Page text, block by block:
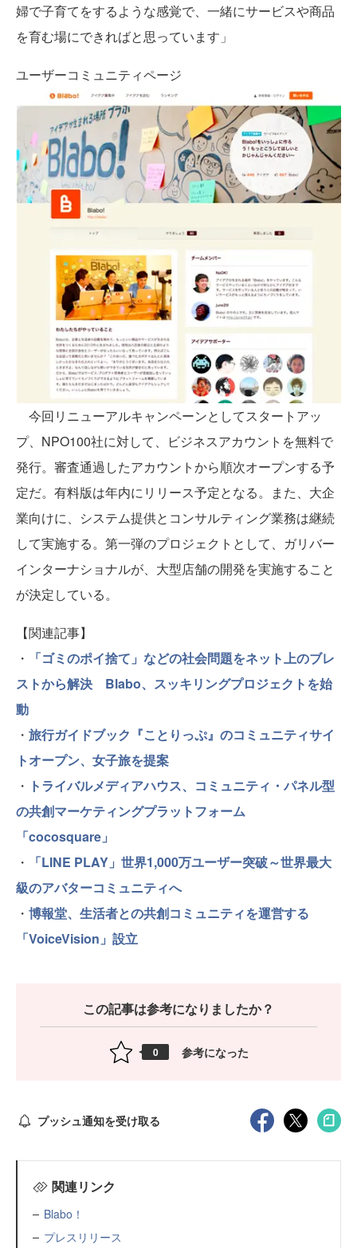
婦で子育てをするような感覚で、一緒にサービスや商品
を育む場にできればと思っています」
ユーザーコミュニティページ
今回リニューアルキャンペーンとしてスタートアッ
プ、NPO100社に対して、ビジネスアカウントを無料で
発行。審査通過したアカウントから順次オープンする予
定だ。有料版は年内にリリース予定となる。また、大企
業向けに、システム提供とコンサルティング業務は継続
して実施する。第一弾のプロジェクトとして、ガリバー
インターナショナルが、大型店舗の開発を実施すること
が決定している。
【関連記事】
・
「ゴミのポイ捨て」などの社会問題をネット上のブレ
ストから解決 Blabo、スッキリングプロジェクトを始
動
・ 旅行ガイドブック『ことりっぷ』のコミュニティサイ
トオープン、女子旅を提案
・ トライバルメディアハウス、コミュニティ・パネル型
の共創マーケティングプラットフォーム
「cocosquare」
・
「LINE PLAY」世界1,000万ユーザー突破～世界最大
級のアバターコミュニティへ
・ 博報堂、生活者との共創コミュニティを運営する
「VoiceVision」設立
この記事は参考になりましたか？
0 参考になった
プッシュ通知を受け取る
関連リンク
Blabo！
プレスリリース